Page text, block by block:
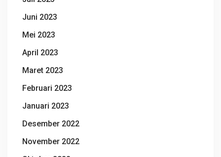
Juni 2023
Mei 2023
April 2023
Maret 2023
Februari 2023
Januari 2023
Desember 2022
November 2022